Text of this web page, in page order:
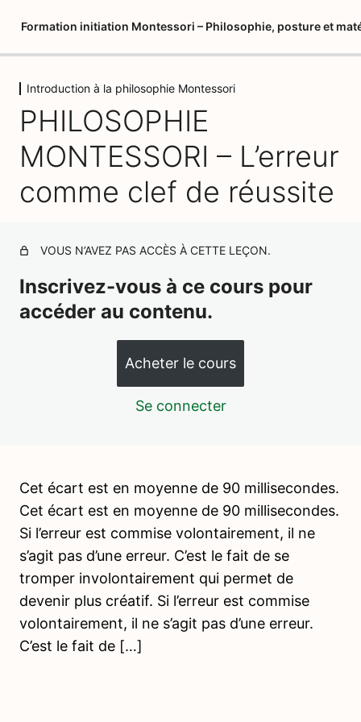
Formation initiation Montessori – Philosophie, posture et
Introduction à la philosophie
Montessori
Introduction
Créer votre album de formation vierge
PHILOSOPHIE MONTESSORI – Montessori, l'héritage de
PHILOSOPHIE MONTESSORI – Maria Montessori et les
grands principes de sa pédagogie
PHILOSOPHIE MONTESSORI – Les neurosciences et
l'état d'esprit Montessori
PHILOSOPHIE MONTESSORI – Préparation interne et
externe du pédagogue (ou l'environnement préparé)
PHILOSOPHIE MONTESSORI – Le matériel sensoriel – La
fondation de nombreux apprentissages
PHILOSOPHIE MONTESSORI – L'erreur comme clef de
réussite
Julien Peron et l'Ecole de la Vie
Offres d'emploi Montessori
Introduction à la philosophie Montessori
PHILOSOPHIE
MONTESSORI – L’erreur
comme clef de réussite
VOUS N’AVEZ PAS ACCÈS À CETTE LEÇON.
Inscrivez-vous à ce cours pour
accéder au contenu.
Acheter le cours
Se connecter
Cet écart est en moyenne de 90 millisecondes.
Cet écart est en moyenne de 90 millisecondes.
Si l’erreur est commise volontairement, il ne
s’agit pas d’une erreur. C’est le fait de se
tromper involontairement qui permet de
devenir plus créatif. Si l’erreur est commise
volontairement, il ne s’agit pas d’une erreur.
C’est le fait de […]